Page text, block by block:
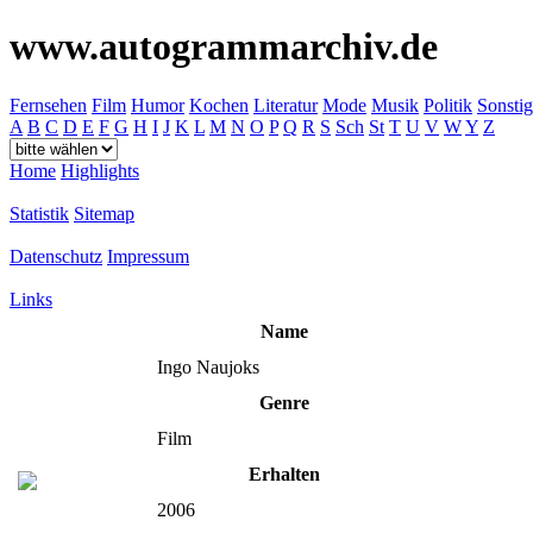
www.autogrammarchiv.de
Fernsehen Film Humor Kochen Literatur Mode Musik Politik
A B C D E F G H I J K L M N O P Q R S Sch St T U V WY Z
Home Highlights
Statistik Sitemap
Datenschutz Impressum
Links
Name
Ingo Naujoks
Genre
Film
Erhalten
2006